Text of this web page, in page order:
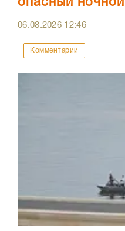
опасный
06.08.2026 12:46
Комментарии